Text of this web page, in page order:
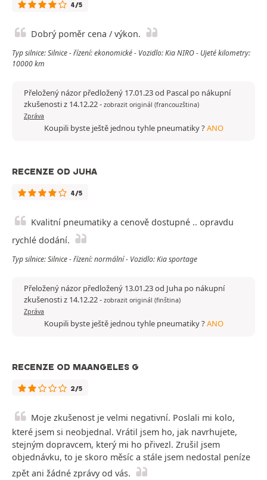
4/5
Dobrý poměr cena / výkon.
Typ silnice: Silnice - řízení: ekonomické - Vozidlo: Kia NIRO - Ujeté kilometry:
10000 km
Přeložený názor předložený 17.01.23 od Pascal po nákupní
zkušenosti z 14.12.22- zobrazit originál (francouzština)
Zpráva
Koupili byste ještě jednou tyhle pneumatiky ?ANO
RECENZE OD JUHA
4/5
Kvalitní pneumatiky a cenově dostupné .. opravdu
rychlé dodání.
Typ silnice: Silnice - řízení: normální - Vozidlo: Kia sportage
Přeložený názor předložený 13.01.23 od Juha po nákupní
zkušenosti z 14.12.22- zobrazit originál (finština)
Zpráva
Koupili byste ještě jednou tyhle pneumatiky ?ANO
RECENZE OD MAANGELES G
2/5
Moje zkušenost je velmi negativní. Poslali mi kolo,
které jsem si neobjednal. Vrátil jsem ho, jak navrhujete,
stejným dopravcem, který mi ho přivezl. Zrušil jsem
objednávku, to je skoro měsíc a stále jsem nedostal peníze
zpět ani žádné zprávy od vás.